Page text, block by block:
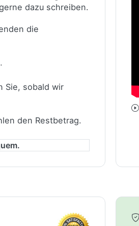
dazu schreiben.
die
.
Sie, sobald wir
den Restbetrag.